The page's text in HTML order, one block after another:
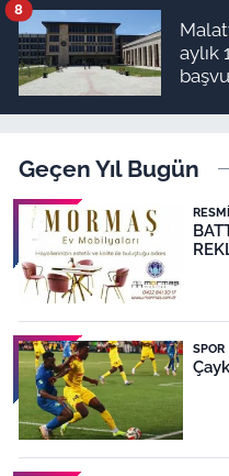
aylık
8
Geçen Yıl Bugün
SPOR